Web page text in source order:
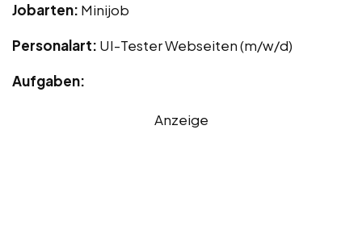
Jobarten: Minijob
Personalart: UI-Tester Webseiten (m/w/d)
Aufgaben:
Anzeige